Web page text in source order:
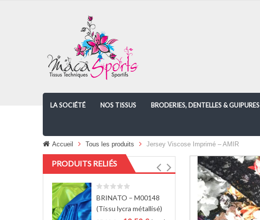
LA SOCIÉTÉ NOS TISSUS BRODERIES, DENTELLES & GUIPURES
Accueil Tous les produits Jersey Viscose Imprimé – AMIR
PRODUITS RELIÉS
BRINATO – M00148
(Tissu lycra métallisé)